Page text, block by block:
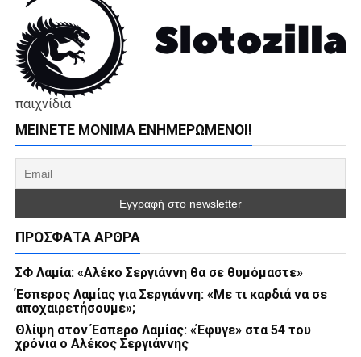
παιχνίδια
ΜΕΊΝΕΤΕ ΜΌΝΙΜΑ ΕΝΗΜΕΡΏΜΕΝΟΙ!
ΠΡΌΣΦΑΤΑ ΆΡΘΡΑ
ΣΦ Λαμία: «Αλέκο Σεργιάννη θα σε θυμόμαστε»
Έσπερος Λαμίας για Σεργιάννη: «Με τι καρδιά να σε
αποχαιρετήσουμε»;
Θλίψη στον Έσπερο Λαμίας: «Έφυγε» στα 54 του
χρόνια ο Αλέκος Σεργιάννης